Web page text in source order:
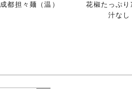
成都担々麺（温）
花椒たっぷ
汁な